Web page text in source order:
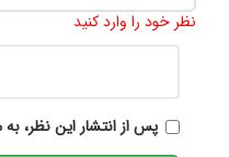
نظر خود را وارد کنید
پس از انتشار این نظر،